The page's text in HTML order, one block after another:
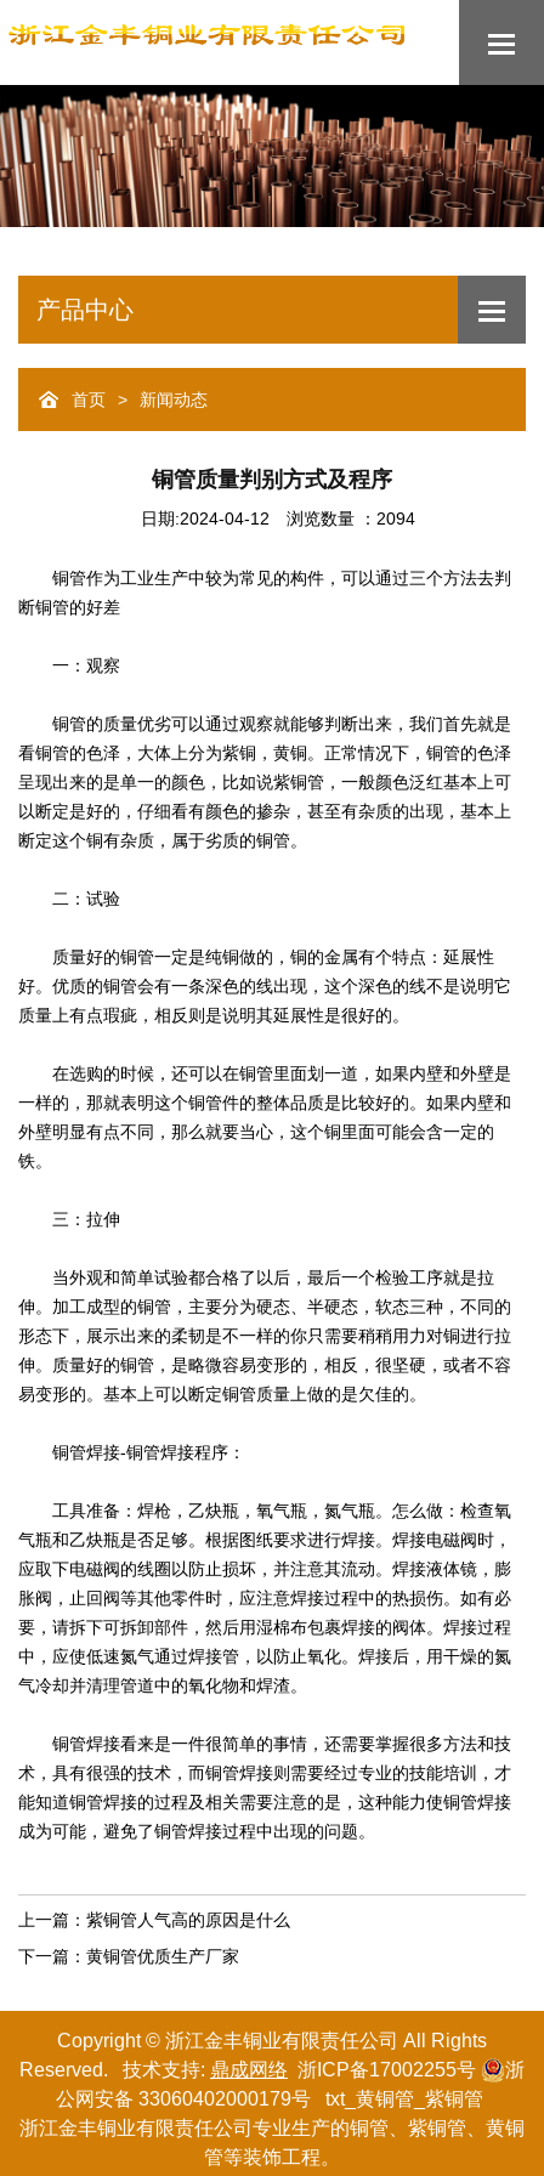
产品中心
首页 > 新闻动态
铜管质量判别方式及程序
日期:2024-04-12 浏览数量 ：2094
铜管作为工业生产中较为常见的构件，可以通过三个方法去判
断铜管的好差
一：观察
铜管的质量优劣可以通过观察就能够判断出来，我们首先就是
看铜管的色泽，大体上分为紫铜，黄铜。正常情况下，铜管的色泽
呈现出来的是单一的颜色，比如说紫铜管，一般颜色泛红基本上可
以断定是好的，仔细看有颜色的掺杂，甚至有杂质的出现，基本上
断定这个铜有杂质，属于劣质的铜管。
二：试验
质量好的铜管一定是纯铜做的，铜的金属有个特点：延展性
好。优质的铜管会有一条深色的线出现，这个深色的线不是说明它
质量上有点瑕疵，相反则是说明其延展性是很好的。
在选购的时候，还可以在铜管里面划一道，如果内壁和外壁是
一样的，那就表明这个铜管件的整体品质是比较好的。如果内壁和
外壁明显有点不同，那么就要当心，这个铜里面可能会含一定的
铁。
三：拉伸
当外观和简单试验都合格了以后，最后一个检验工序就是拉
伸。加工成型的铜管，主要分为硬态、半硬态，软态三种，不同的
形态下，展示出来的柔韧是不一样的你只需要稍稍用力对铜进行拉
伸。质量好的铜管，是略微容易变形的，相反，很坚硬，或者不容
易变形的。基本上可以断定铜管质量上做的是欠佳的。
铜管焊接-铜管焊接程序：
工具准备：焊枪，乙炔瓶，氧气瓶，氮气瓶。怎么做：检查氧
气瓶和乙炔瓶是否足够。根据图纸要求进行焊接。焊接电磁阀时，
应取下电磁阀的线圈以防止损坏，并注意其流动。焊接液体镜，膨
胀阀，止回阀等其他零件时，应注意焊接过程中的热损伤。如有必
要，请拆下可拆卸部件，然后用湿棉布包裹焊接的阀体。焊接过程
中，应使低速氮气通过焊接管，以防止氧化。焊接后，用干燥的氮
气冷却并清理管道中的氧化物和焊渣。
铜管焊接看来是一件很简单的事情，还需要掌握很多方法和技
术，具有很强的技术，而铜管焊接则需要经过专业的技能培训，才
能知道铜管焊接的过程及相关需要注意的是，这种能力使铜管焊接
成为可能，避免了铜管焊接过程中出现的问题。
上一篇： 紫铜管人气高的原因是什么
下一篇： 黄铜管优质生产厂家
Copyright © 浙江金丰铜业有限责任公司 All Rights
Reserved. 技术支持: 鼎成网络 浙ICP备17002255号
浙
公网安备 33060402000179号
txt_ 黄铜管 紫铜管
浙江金丰铜业有限责任公司专业生产的铜管 、紫铜管、黄铜
管等装饰工程。